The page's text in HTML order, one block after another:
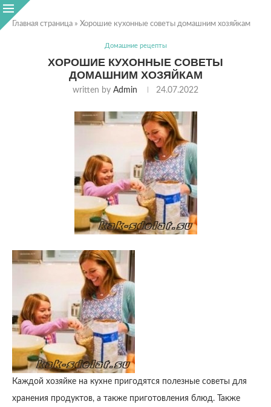
Главная страница » Хорошие кухонные советы домашним хозяйкам
Домашние рецепты
ХОРОШИЕ КУХОННЫЕ СОВЕТЫ
ДОМАШНИМ ХОЗЯЙКАМ
written by Admin 24.07.2022
Каждой хозяйке на кухне пригодятся полезные советы для
хранения продуктов, а также приготовления блюд. Также